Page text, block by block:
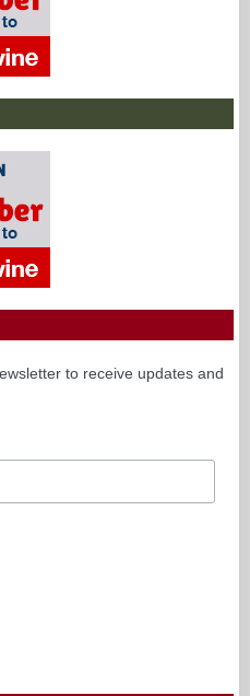
to receive updates and